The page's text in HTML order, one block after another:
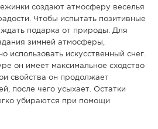
создают атмосферу веселья
Чтобы испытать позитивные
подарка от природы. Для
зимней атмосферы,
использовать искусственный снег.
он имеет максимальное сходство
свойства он продолжает
после чего усыхает. Остатки
убираются при помощи